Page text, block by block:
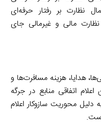
نظارت بر رفتار حرفه‌ای
مالی و غیرمالی جای
هدایا، هزینه مسافرت‌ها و
اتفاقی منابع در جرگه
محوریت سازوکار اعلام